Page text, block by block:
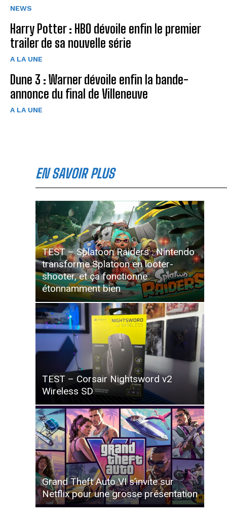
NEWS
Harry Potter : HBO dévoile enfin le premier
trailer de sa nouvelle série
A LA UNE
Dune 3 : Warner dévoile enfin la bande-
annonce du final de Villeneuve
A LA UNE
EN SAVOIR PLUS
TEST – Splatoon Raiders : Nintendo
transforme Splatoon en looter-
shooter, et ça fonctionne
étonnamment bien
TEST – Corsair Nightsword v2
Wireless SD
Grand Theft Auto VI s’invite sur
Netflix pour une grosse présentation